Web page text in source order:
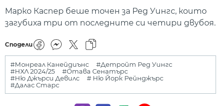
Марко Каспер беше точен за Ред Уингс, които
загубиха три от последните си четири двубоя.
Сподели
#Монреал Канейдиънс
#Детройт Ред Уингс
#НХЛ 2024/25
#Отава Сенатърс
#Ню Джърси Девилс
# Ню Йорк Рейнджърс
#Далас Старс